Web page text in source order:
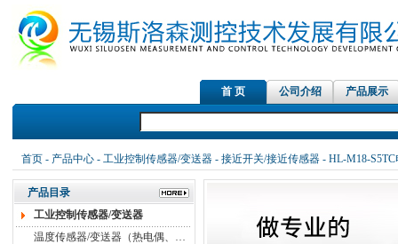
首 页 公司介绍 产品展示
首页- 产品中心- 工业控制传感器/变送器- 接近开关/接近传感器- HL-M18-
产品目录
工业控制传感器/变送器
温度传感器/变送器（热电偶、热电阻）